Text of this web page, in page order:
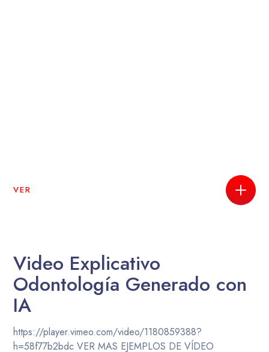
VER
Video Explicativo
Odontología Generado con
IA
https://player.vimeo.com/video/1180859388?
h=58f77b2bdc VER MAS EJEMPLOS DE VÍDEO